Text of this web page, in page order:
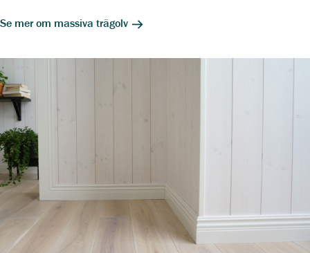
Se mer om massiva trägolv